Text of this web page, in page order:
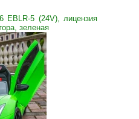
EBLR-5 (24V), лицензия
зеленая